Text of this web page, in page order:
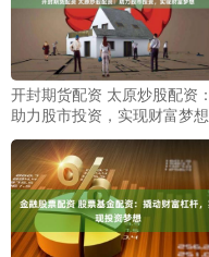
开封期货配资 太原炒股配资：
助力股市投资，实现财富梦想